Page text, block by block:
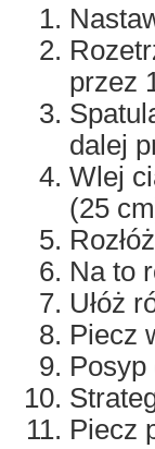
przez
dalej
Wlej
(25
Na to
Ułóż
Piecz
Piecz